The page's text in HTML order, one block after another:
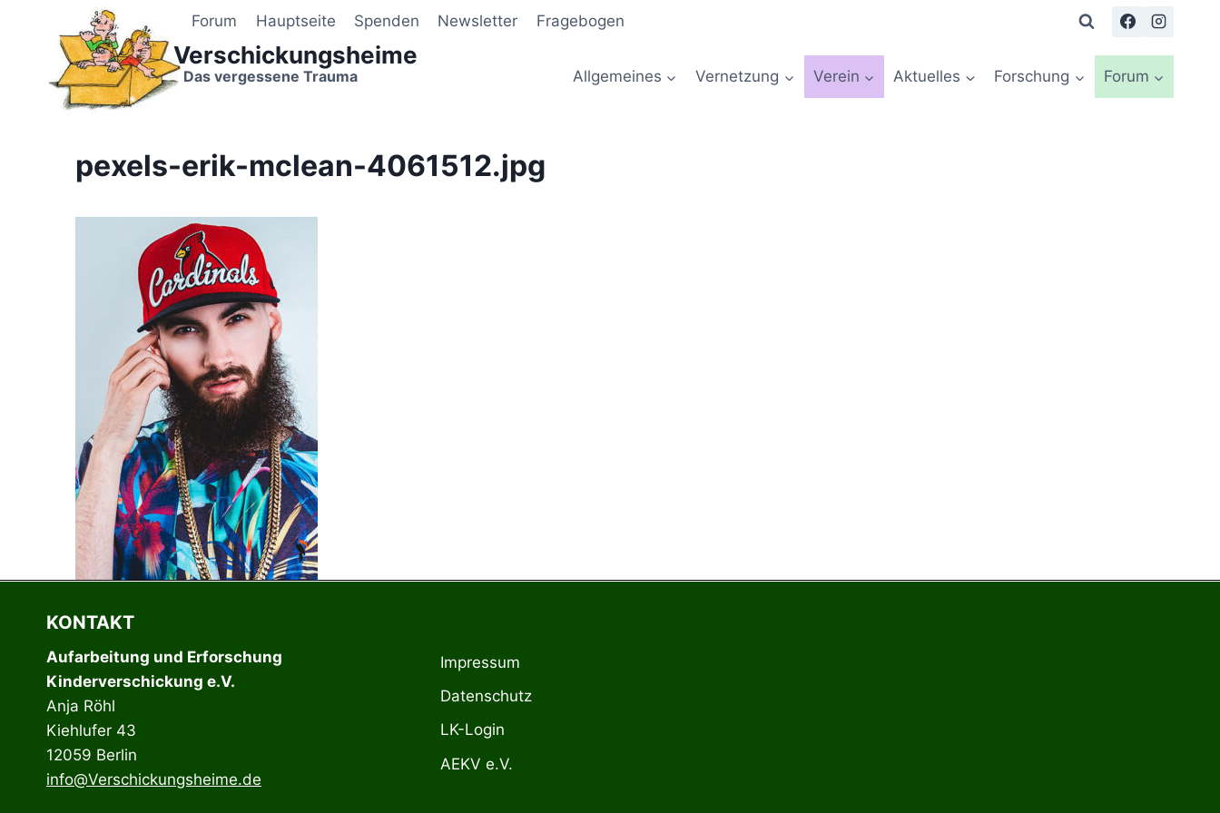
Forum Hauptseite Spenden Newsletter Fragebogen
Verschickungsheime
Das vergessene Trauma Allgemeines Vernetzung Verein Aktuelles Forschung Forum
pexels-erik-mclean-4061512.jpg
KONTAKT
Aufarbeitung und Erforschung
Kinderverschickung e.V.
Anja Röhl
Kiehlufer 43
12059 Berlin
info@Verschickungsheime.de
Impressum
Datenschutz
LK-Login
AEKV e.V.